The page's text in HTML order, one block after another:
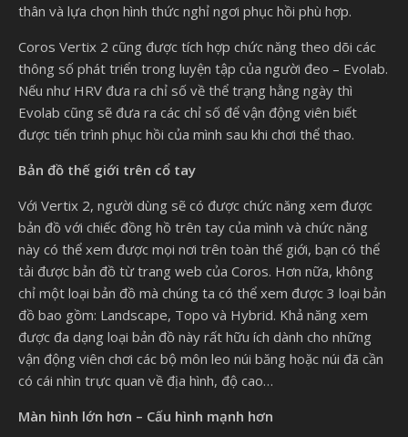
thân và lựa chọn hình thức nghỉ ngơi phục hồi phù hợp.
Coros Vertix 2 cũng được tích hợp chức năng theo dõi các
thông số phát triển trong luyện tập của người đeo – Evolab.
Nếu như HRV đưa ra chỉ số về thể trạng hằng ngày thì
Evolab cũng sẽ đưa ra các chỉ số để vận động viên biết
được tiến trình phục hồi của mình sau khi chơi thể thao.
Bản đồ thế giới trên cổ tay
Với Vertix 2, người dùng sẽ có được chức năng xem được
bản đồ với chiếc đồng hồ trên tay của mình và chức năng
này có thể xem được mọi nơi trên toàn thế giới, bạn có thể
tải được bản đồ từ trang web của Coros. Hơn nữa, không
chỉ một loại bản đồ mà chúng ta có thể xem được 3 loại bản
đồ bao gồm: Landscape, Topo và Hybrid. Khả năng xem
được đa dạng loại bản đồ này rất hữu ích dành cho những
vận động viên chơi các bộ môn leo núi băng hoặc núi đã cần
có cái nhìn trực quan về địa hình, độ cao…
Màn hình lớn hơn – Cấu hình mạnh hơn